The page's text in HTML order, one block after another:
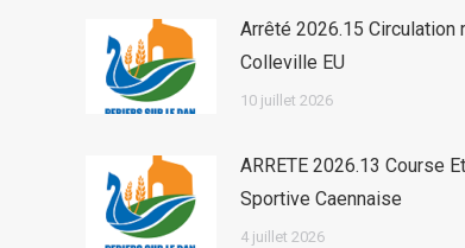
Arrêté 2026.15 Circulation
Colleville EU
10 juillet 2026
ARRETE 2026.13 Course
Sportive Caennaise
4 juillet 2026